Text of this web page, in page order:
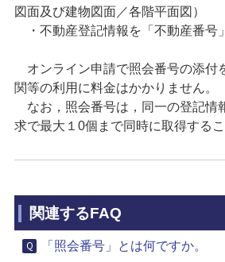
図面及び建物図面／各階平面図）
・不動産登記情報を「不動産番号
オンライン申請で照会番号の添付
関等の利用に料金はかかりません。
なお，照会番号は，同一の登記情
求で最大１0個まで同時に取得するこ
関連するFAQ
「照会番号」とは何ですか。